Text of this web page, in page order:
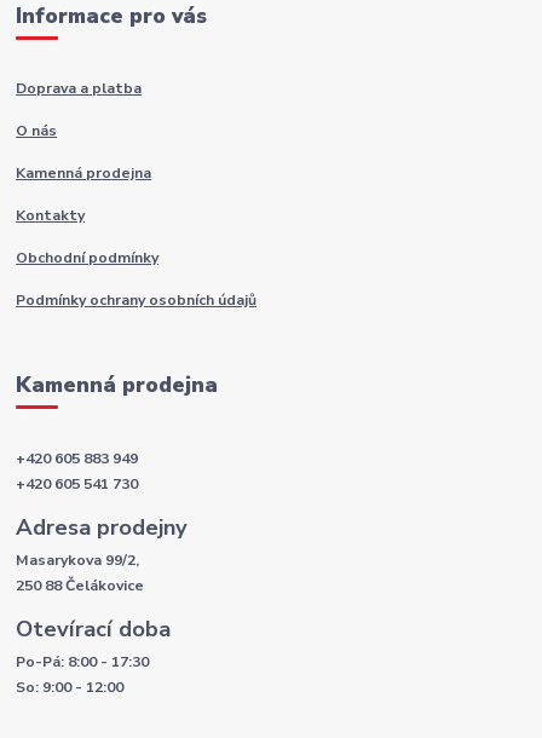
Informace pro vás
Doprava a platba
O nás
Kamenná prodejna
Kontakty
Obchodní podmínky
Podmínky ochrany osobních údajů
Kamenná prodejna
+420 605 883 949
+420 605 541 730
Adresa prodejny
Masarykova 99/2,
250 88 Čelákovice
Otevírací doba
Po-Pá: 8:00 - 17:30
So: 9:00 - 12:00